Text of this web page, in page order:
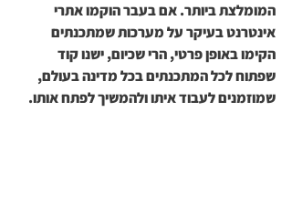
המומלצת ביותר. אם בעבר הוקמו אתרי
אינטרנט בעיקר על מערכות שמתכנתים
הקימו באופן פרטי, הרי שכיום, ישנו קוד
שפתוח לכל המתכנתים בכל מדינה בעולם,
שמוזמנים לעבוד איתו ולהמשיך לפתח אותו.